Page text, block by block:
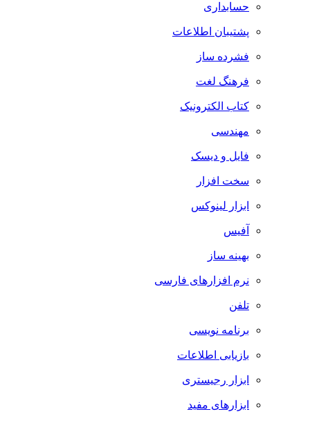
حسابداری
پشتیبان اطلاعات
فشرده ساز
فرهنگ لغت
کتاب الکترونیک
مهندسی
فایل و دیسک
سخت افزار
ابزار لینوکس
آفیس
بهینه ساز
نرم افزارهای فارسی
تلفن
برنامه نویسی
بازیابی اطلاعات
ابزار رجیستری
ابزارهای مفید